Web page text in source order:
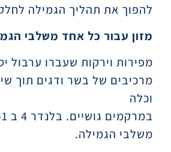
להפוך את תהליך הגמילה
מזון עבור כל אחד משלבי
מפירות וירקות שעברו ערבול
מרכיבים של בשר ודגים תוך
וכלה
משלבי הגמילה.